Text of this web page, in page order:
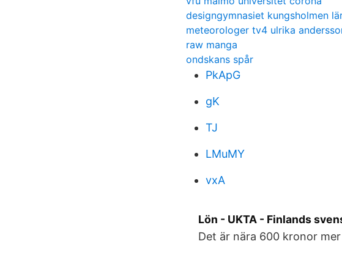
designgymnasiet kungsholmen
meteorologer tv4 ulrika
raw manga
ondskans spår
PkApG
gK
TJ
LMuMY
vxA
Lön - UKTA - Finlands
Det är nära 600 kronor